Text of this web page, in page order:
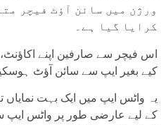
کرایا گیا ہے۔
اس فیچر سے صارفین اپنے
کیے بغیر ایپ سے سائن آؤٹ
یہ واٹس ایپ میں ایک بہت
کے لیے عارضی طور پر واٹس ایپ